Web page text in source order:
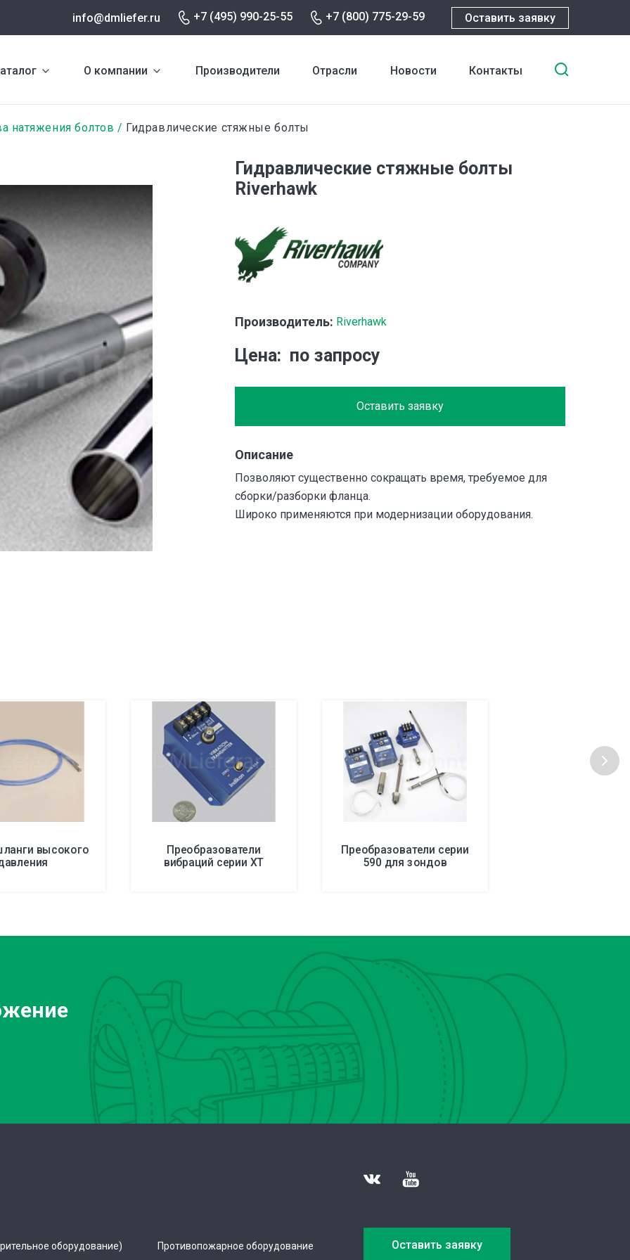
info@dmliefer.ru +7 (495) 990-25-55 +7 (800) 775-29-59 Оставить заявку
О компании Производители Отрасли Новости Контакты
натяжения болтов Гидравлические стяжные болты
Гидравлические стяжные болты
Riverhawk
Производитель: Riverhawk
Цена по запросу
Оставить заявку
Описание
Позволяют существенно сокращать время, требуемое для
сборки/разборки фланца.
Широко применяются при модернизации оборудования.
высокого Преобразователи
вибраций серии XT
Преобразователи серии
590 для зондов
оборудование)
Противопожарное оборудование
Оставить заявку